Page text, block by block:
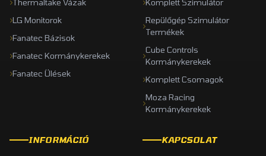
Thermaltake Vázak
LG Monitorok
Fanatec Bázisok
Fanatec Kormánykerekek
Fanatec Ülések
Komplett Szimulátor
Repülőgép Szimulátor
Termékek
Cube Controls
Kormánykerekek
Komplett Csomagok
Moza Racing
Kormánykerekek
INFORMÁCIÓ KAPCSOLAT